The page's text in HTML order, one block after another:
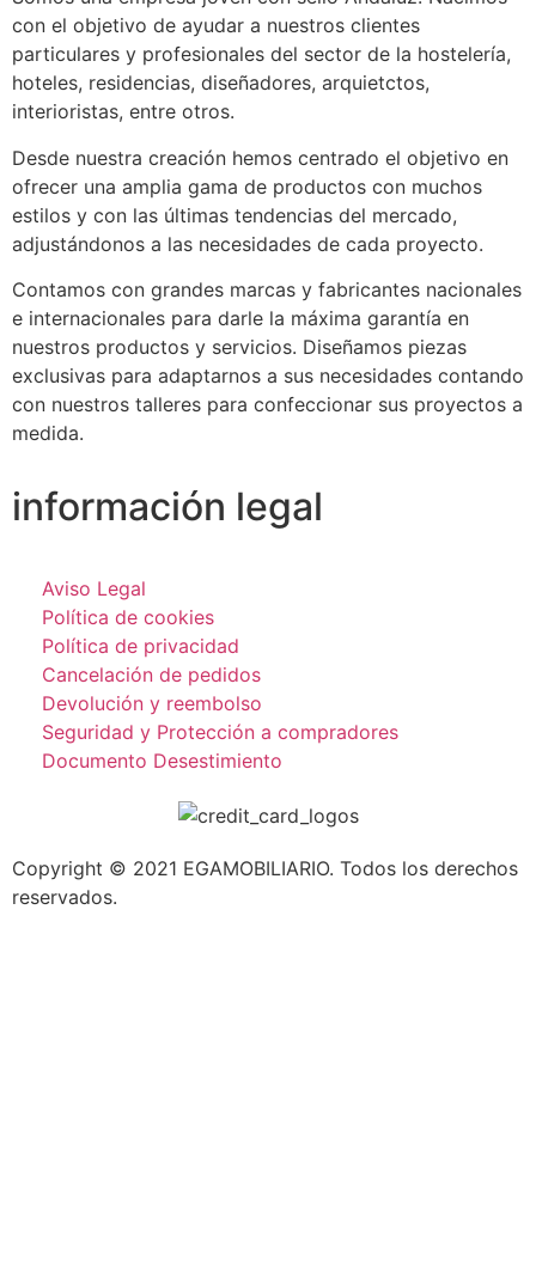
con el objetivo de ayudar a nuestros clientes
particulares y profesionales del sector de la hostelería,
hoteles, residencias, diseñadores, arquietctos,
interioristas, entre otros.
Desde nuestra creación hemos centrado el objetivo en
ofrecer una amplia gama de productos con muchos
estilos y con las últimas tendencias del mercado,
adjustándonos a las necesidades de cada proyecto.
Contamos con grandes marcas y fabricantes nacionales
e internacionales para darle la máxima garantía en
nuestros productos y servicios. Diseñamos piezas
exclusivas para adaptarnos a sus necesidades contando
con nuestros talleres para confeccionar sus proyectos a
medida.
información legal
Aviso Legal
Política de cookies
Política de privacidad
Cancelación de pedidos
Devolución y reembolso
Seguridad y Protección a compradores
Documento Desestimiento
Copyright © 2021 EGAMOBILIARIO. Todos los derechos
reservados.